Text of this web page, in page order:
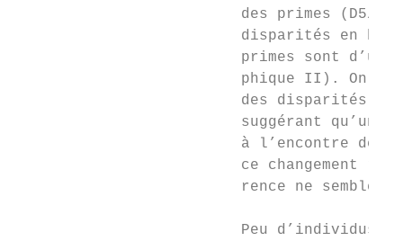
des primes (D5/
disparités en
primes sont
phique II). On
des disparités
suggérant qu’une
à l’encontre des
ce changement
rence ne semble
Peu d’individus